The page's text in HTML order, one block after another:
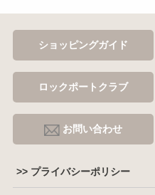
ショッピングガイド
ロックポートクラブ
お問い合わせ
>> プライバシーポリシー